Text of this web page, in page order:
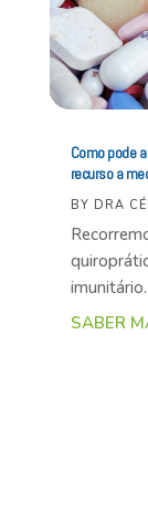
Como pode
recurso a
BY DRA
SABER